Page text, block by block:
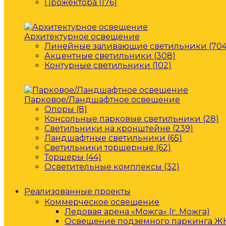
Прожектора (176)
Архитектурное освещение
Линейные заливающие светильники
Акцентные светильники (308)
Контурные светильники (102)
Парковое/Ландшафтное освещение
Опоры (8)
Консольные парковые светильники (28)
Светильники на кронштейне (239)
Ландшафтные светильники (65)
Светильники торшерные (62)
Торшеры (44)
Осветительные комплексы (32)
Реализованные проекты
Коммерческое освещение
Ледовая арена «Можга» (г. Можга)
Освещение подземного паркинга